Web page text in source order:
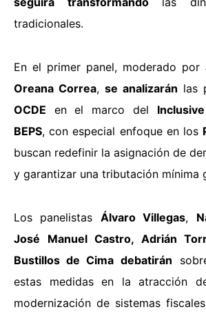
tradicionales.
En el primer panel, moderado por
Oreana Correa, se analizarán las
OCDE en el marco del
BEPS, con especial enfoque en los
buscan redefinir la asignación de
y garantizar una tributación mínima
Los panelistas Álvaro Villegas,
José Manuel Castro, Adrián
Bustillos de Cima debatirán
estas medidas en la atracción
modernización de sistemas